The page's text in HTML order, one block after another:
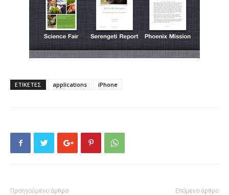
ΕΤΙΚΕΤΕΣ applications iPhone
Προηγούμενο άρθρο Επόμενο άρθρο